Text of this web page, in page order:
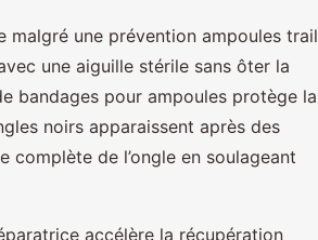
une prévention ampoules trail
une aiguille stérile sans ôter la
bandages pour ampoules protège la
noirs apparaissent après des
de l’ongle en soulageant
accélère la récupération